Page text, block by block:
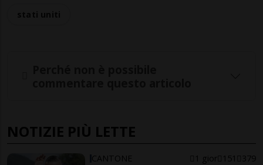
NOTIZIE PIÙ LETTE
CANTONE 1 gior 151 379